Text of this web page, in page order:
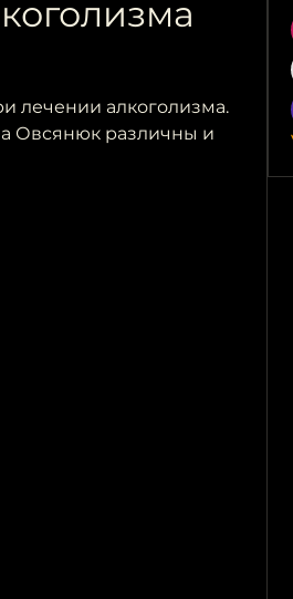
лечении алкоголизма.
Овсянюк различны и